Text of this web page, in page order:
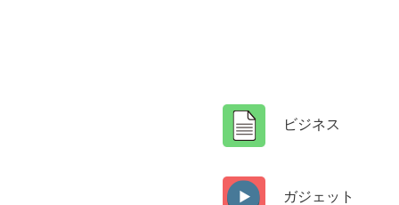
ビジネス
ガジェット